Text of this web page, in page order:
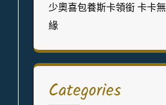
少奧喜包養斯卡領銜 卡卡無
緣
Categories